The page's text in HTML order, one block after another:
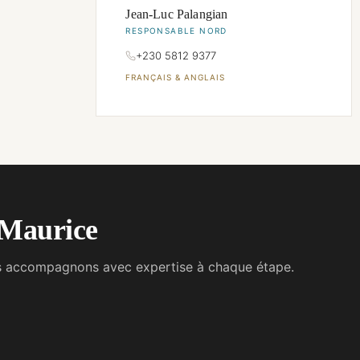
Jean-Luc Palangian
RESPONSABLE NORD
+230 5812 9377
FRANÇAIS & ANGLAIS
avec expertise à chaque étape.